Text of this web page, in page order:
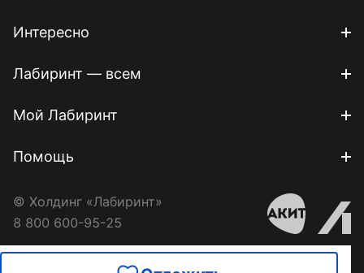
Интересно
Лабиринт — всем
Мой Лабиринт
Помощь
© Холдинг «Лабиринт»
8 800 600-95-25